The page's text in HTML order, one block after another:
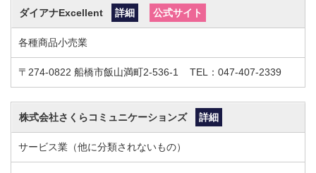
ダイアナExcellent 詳細 公式サイト
各種商品小売業
〒274-0822 船橋市飯山満町2-536-1 TEL：047-407-2339
株式会社さくらコミュニケーションズ 詳細
サービス業（他に分類されないもの）